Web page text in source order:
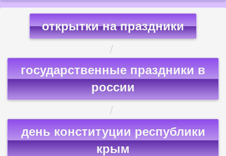
открытки на праздники
государственные праздники в
россии
день конституции республики
крым